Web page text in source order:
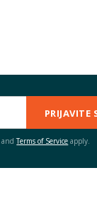
PRIJAVITE
andTerms of Service apply.